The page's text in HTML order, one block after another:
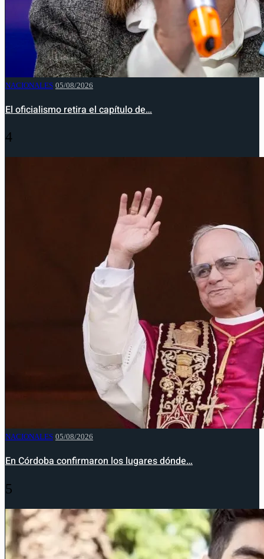
NACIONALES 05/08/2026
El oficialismo retira el capítulo de…
4
NACIONALES 05/08/2026
En Córdoba confirmaron los lugares dónde…
5